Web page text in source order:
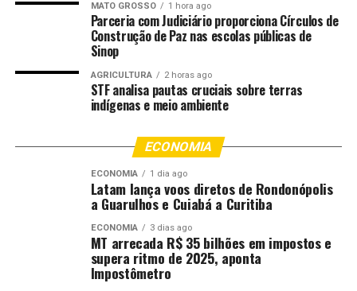
secretário de Estado de Segurança Pública, coronel PM
César Roveri; e o prefeito de Canarana, Vilson Biguelini.
Serviço
Corpo de Bombeiros inaugura nova unidade em
Canarana neste domingo (15)
Horário: 10h (Horário de Brasília)
Bairro Flamboyant 1, Canarana
Comentários
MATO GROSSO 1 hora ago
Parceria com Judiciário proporciona Círculos de
Construção de Paz nas escolas públicas de
Sinop
AGRICULTURA 2 horas ago
STF analisa pautas cruciais sobre terras
indígenas e meio ambiente
ECONOMIA
ECONOMIA 1 dia ago
Latam lança voos diretos de Rondonópolis
a Guarulhos e Cuiabá a Curitiba
ECONOMIA 3 dias ago
MT arrecada R$ 35 bilhões em impostos e
supera ritmo de 2025, aponta
Impostômetro